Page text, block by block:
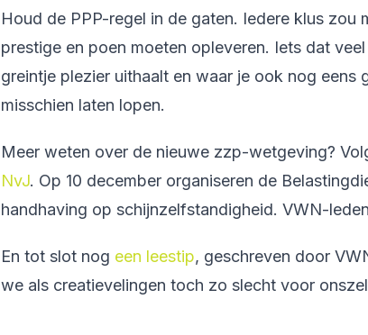
Houd de PPP-regel in de gaten. Iedere klus zou
prestige en poen moeten opleveren. Iets dat
greintje plezier uithaalt en waar je ook nog eens
misschien laten lopen.
Meer weten over de nieuwe zzp-wetgeving?
NvJ. Op 10 december organiseren de
handhaving op schijnzelfstandigheid. VWN-
En tot slot nog een leestip, geschreven door
we als creatievelingen toch zo slecht voor